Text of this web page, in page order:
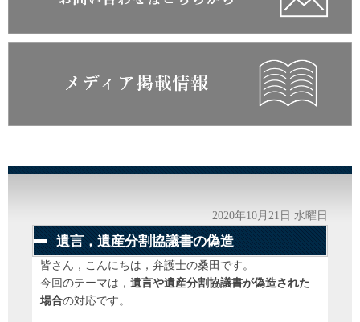
2020年10月21日 水曜日
遺言，遺産分割協議書の偽造
皆さん，こんにちは，弁護士の桑田です。
今回のテーマは， 遺言や遺産分割協議書が偽造された
場合の対応です。